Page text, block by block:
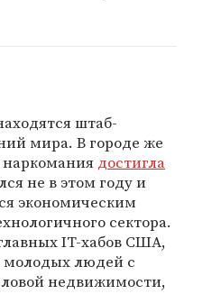
штаб-
мира. В городе же
достигла
не в этом году и
экономическим
сектора.
IT-хабов США,
молодых людей с
недвижимости,